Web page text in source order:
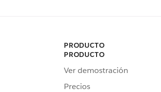
PRODUCTO
PRODUCTO
Ver demostración
Precios